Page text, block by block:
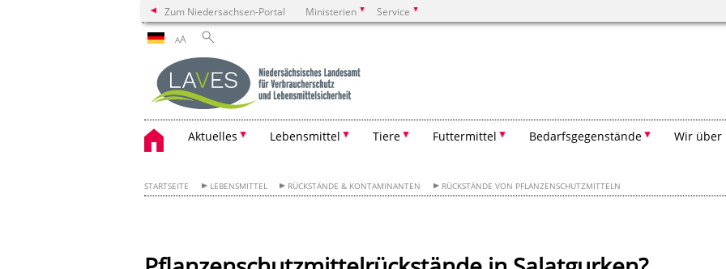
Zum Niedersachsen-Portal Ministerien Service
AA
Aktuelles Lebensmittel Tiere Futtermittel Bedarfsgegenstände Wir über
STARTSEITE LEBENSMITTEL RÜCKSTÄNDE & KONTAMINANTEN RÜCKSTÄNDE VON PFLANZENSCHUTZMITTELN